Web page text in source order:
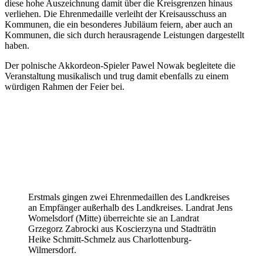
diese hohe Auszeichnung damit über die Kreisgrenzen hinaus
verliehen. Die Ehrenmedaille verleiht der Kreisausschuss an
Kommunen, die ein besonderes Jubiläum feiern, aber auch an
Kommunen, die sich durch herausragende Leistungen dargestellt
haben.
Der polnische Akkordeon-Spieler Pawel Nowak begleitete die
Veranstaltung musikalisch und trug damit ebenfalls zu einem
würdigen Rahmen der Feier bei.
Erstmals gingen zwei Ehrenmedaillen des Landkreises
an Empfänger außerhalb des Landkreises. Landrat Jens
Womelsdorf (Mitte) überreichte sie an Landrat
Grzegorz Zabrocki aus Koscierzyna und Stadträtin
Heike Schmitt-Schmelz aus Charlottenburg-
Wilmersdorf.